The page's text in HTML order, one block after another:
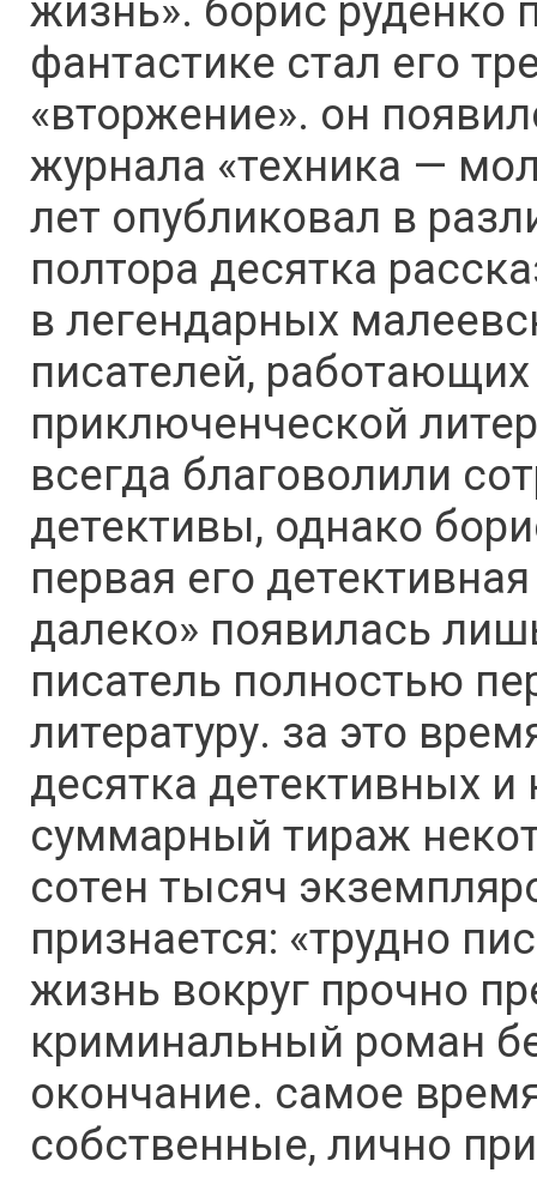
жизнь». борис руденко
фантастике стал его
«вторжение». он
журнала «техника —
лет опубликовал в
полтора десятка
в легендарных
писателей,
приключенческой
всегда благоволили
детективы, однако
первая его
далеко» появилась
писатель полностью
литературу. за это
десятка детективных
суммарный тираж
сотен тысяч
признается: «трудно
жизнь вокруг прочно
криминальный роман
окончание. самое
собственные, лично